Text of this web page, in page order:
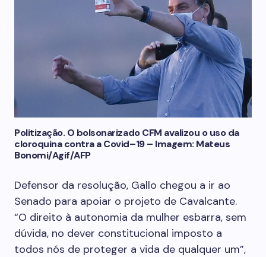
Politização. O bolsonarizado CFM avalizou o uso da
cloroquina contra a Covid–19 – Imagem: Mateus
Bonomi/Agif/AFP
Defensor da resolução, Gallo chegou a ir ao
Senado para apoiar o projeto de Cavalcante.
“O direito à autonomia da mulher esbarra, sem
dúvida, no dever constitucional imposto a
todos nós de proteger a vida de qualquer um”,